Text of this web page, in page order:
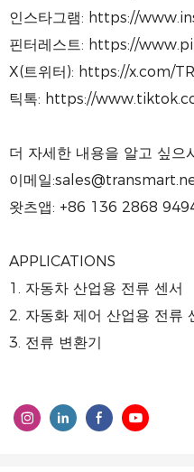
인스타그램: https://
핀터레스트: https://
X(트위터): https://x.com/
틱톡: https://
더 자세한 내용을 알고 싶으
이메일
왓츠앱: +86 136 2868
APPLICATIONS
1. 자동차 산업용 전류 센서
2. 자동화 제어 산업용 전류
3. 전류 변환기